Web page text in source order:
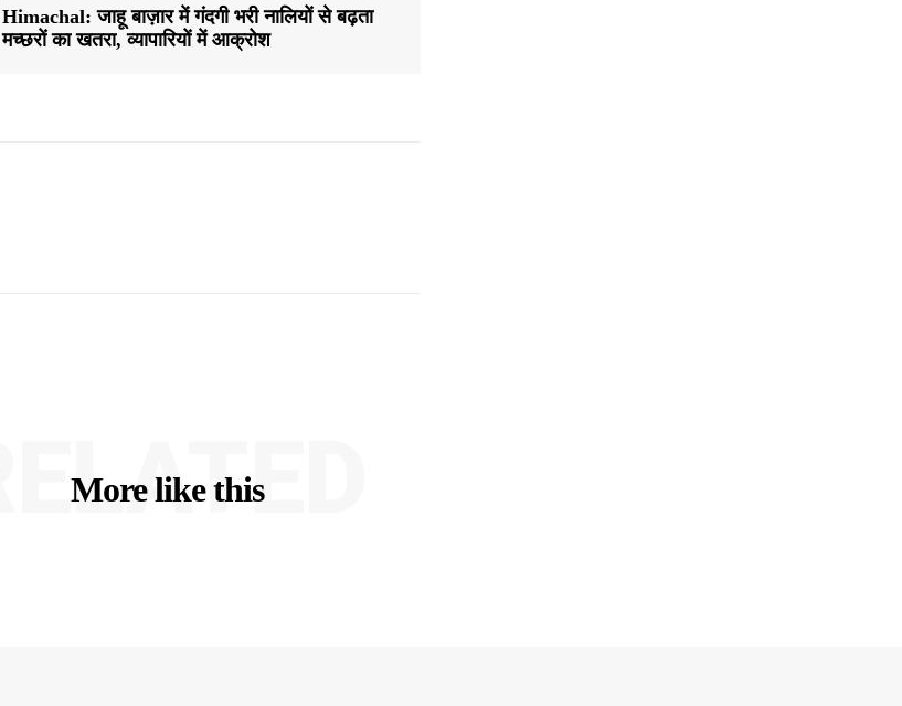
Himachal: जाहू बाज़ार में गंदगी भरी नालियों से बढ़ता
मच्छरों का खतरा, व्यापारियों में आक्रोश
More like this
RELATED